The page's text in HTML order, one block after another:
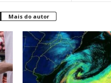
Mais do autor